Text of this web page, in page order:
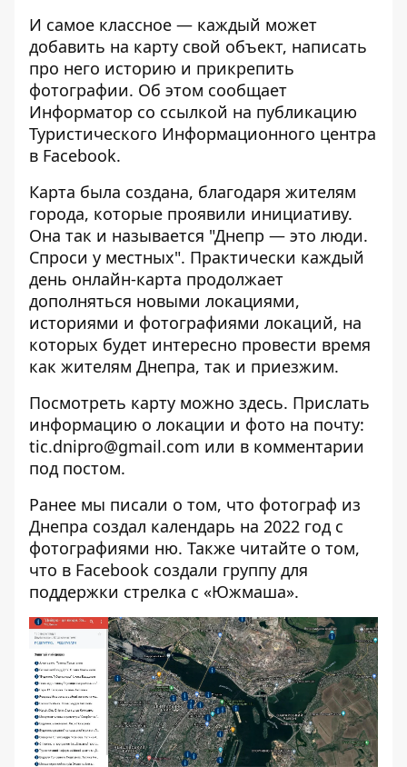
И самое классное — каждый может
добавить на карту свой объект, написать
про него историю и прикрепить
фотографии. Об этом сообщает
Информатор со ссылкой на публикацию
Туристического Информационного центра
в Facebook.
Карта была создана, благодаря жителям
города, которые проявили инициативу.
Она так и называется "Днепр — это люди.
Спроси у местных". Практически каждый
день онлайн-карта продолжает
дополняться новыми локациями,
историями и фотографиями локаций, на
которых будет интересно провести время
как жителям Днепра, так и приезжим.
Посмотреть карту можно здесь. Прислать
информацию о локации и фото на почту:
tic.dnipro@gmail.com или в комментарии
под постом.
Ранее мы писали о том, что фотограф из
Днепра создал календарь на 2022 год с
фотографиями ню. Также читайте о том,
что в Facebook создали группу для
поддержки стрелка с «Южмаша».